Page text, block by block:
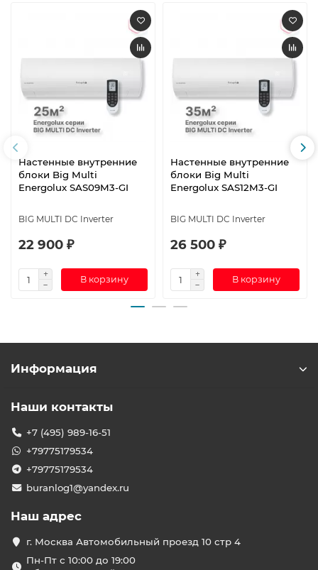
Настенные внутренние
блоки Big Multi
Energolux SAS09M3-GI
BIG MULTI DC Inverter
22 900 ₽
В корзину
Настенные внутренние
блоки Big Multi
Energolux SAS12M3-GI
BIG MULTI DC Inverter
26 500 ₽
В корзину
Информация
Наши контакты
+7 (495) 989-16-51
+79775179534
+79775179534
buranlog1@yandex.ru
Наш адрес
г. Москва Автомобильный проезд 10 стр 4
Пн-Пт с 10:00 до 19:00